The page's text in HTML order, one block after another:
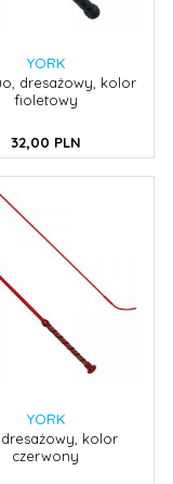
YORK
dresażowy, kolor
fioletowy
32,00 PLN
YORK
kolor
czerwony